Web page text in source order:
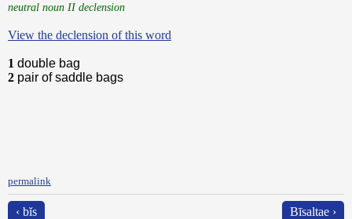
neutral noun II declension
View the declension of this word
1 double bag
2 pair of saddle bags
permalink
‹ bĭs Bīsaltae ›